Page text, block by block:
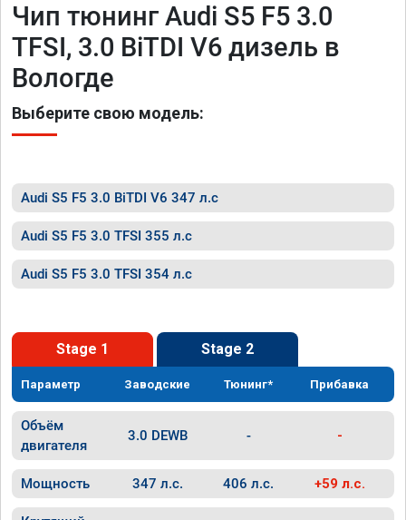
Чип тюнинг Audi S5 F5 3.0
TFSI, 3.0 BiTDI V6 дизель в
Вологде
Выберите свою модель:
Audi S5 F5 3.0 BiTDI V6 347 л.с
Audi S5 F5 3.0 TFSI 355 л.с
Audi S5 F5 3.0 TFSI 354 л.с
Stage 1 Stage 2
Параметр Заводские Тюнинг* Прибавка
Объём
двигателя
3.0 DEWB - -
Мощность 347 л.с. 406 л.с. +59 л.с.